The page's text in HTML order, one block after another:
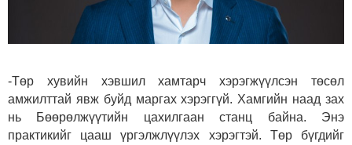
-Төр хувийн хэвшил хамтарч хэрэгжүүлсэн төсөл
амжилттай явж буйд маргах хэрэггүй. Хамгийн наад зах
нь Бөөрөлжүүтийн цахилгаан станц байна. Энэ
практикийг цааш үргэлжлүүлэх хэрэгтэй. Төр бүгдийг